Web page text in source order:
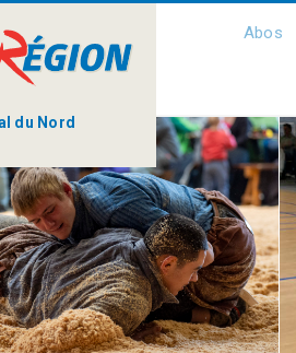
du Nord
Abos